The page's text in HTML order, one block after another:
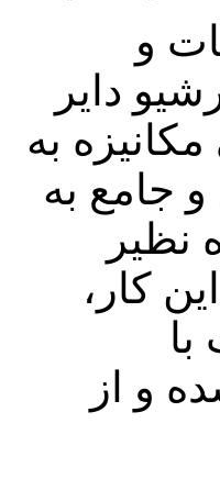
و
دایر
به
و جامع به
نظیر
کار،
و از